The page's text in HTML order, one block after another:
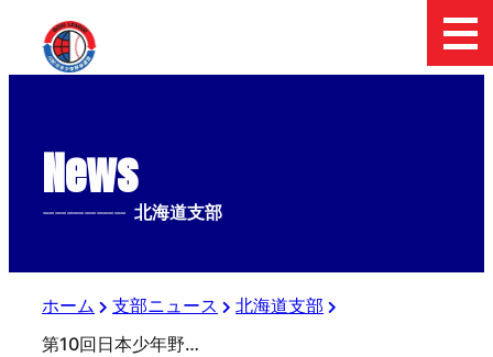
News
-------------- 北海道支部
ホーム 支部ニュース
北海道支部
第10回日本少年野球北海道選手権大会 三位決定戦